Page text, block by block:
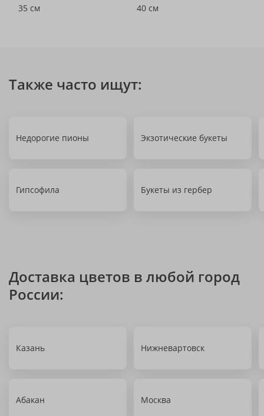
35 см
40 см
Также часто ищут:
Недорогие пионы Экзотические букеты
Гипсофила Букеты из гербер
Доставка цветов в любой город
России:
Казань Нижневартовск
Абакан Москва